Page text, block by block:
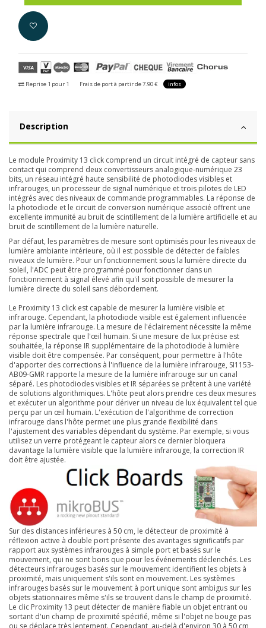
Reprise 1 pour 1 Frais de port à partir de 7.90 € infos
Description
Le module Proximity 13 click comprend un circuit intégré de capteur sans
contact qui comprend deux convertisseurs analogique-numérique 23
bits, un réseau intégré haute sensibilité de photodiodes visibles et
infrarouges, un processeur de signal numérique et trois pilotes de LED
intégrés avec des niveaux de commande programmables. La réponse de
la photodiode et le circuit de conversion numérique associé offrent une
excellente immunité au bruit de scintillement de la lumière artificielle et au
bruit de scintillement de la lumière naturelle.
Par défaut, les paramètres de mesure sont optimisés pour les niveaux de
lumière ambiante intérieure, où il est possible de détecter de faibles
niveaux de lumière. Pour un fonctionnement sous la lumière directe du
soleil, l'ADC peut être programmé pour fonctionner dans un
fonctionnement à signal élevé afin qu'il soit possible de mesurer la
lumière directe du soleil sans débordement.
Le Proximity 13 click est capable de mesurer la lumière visible et
infrarouge. Cependant, la photodiode visible est également influencée
par la lumière infrarouge. La mesure de l'éclairement nécessite la même
réponse spectrale que l'œil humain. Si une mesure de lux précise est
souhaitée, la réponse IR supplémentaire de la photodiode à lumière
visible doit être compensée. Par conséquent, pour permettre à l'hôte
d'apporter des corrections à l'influence de la lumière infrarouge, SI1153-
AB09-GMR rapporte la mesure de la lumière infrarouge sur un canal
séparé. Les photodiodes visibles et IR séparées se prêtent à une variété
de solutions algorithmiques. L'hôte peut alors prendre ces deux mesures
et exécuter un algorithme pour dériver un niveau de lux équivalent tel que
perçu par un œil humain. L'exécution de l'algorithme de correction
infrarouge dans l'hôte permet une plus grande flexibilité dans
l'ajustement des variables dépendant du système. Par exemple, si vous
utilisez un verre protégeant le capteur alors ce dernier bloquera
davantage la lumière visible que la lumière infrarouge, la correction IR
doit être ajustée.
Sur des distances inférieures à 50 cm, le détecteur de proximité à
réflexion active à double port présente des avantages significatifs par
rapport aux systèmes infrarouges à simple port et basés sur le
mouvement, qui ne sont bons que pour les événements déclenchés. Les
détecteurs infrarouges basés sur le mouvement identifient les objets à
proximité, mais uniquement s'ils sont en mouvement. Les systèmes
infrarouges basés sur le mouvement à port unique sont ambigus sur les
objets stationnaires même s'ils se trouvent dans le champ de proximité.
Le clic Proximity 13 peut détecter de manière fiable un objet entrant ou
sortant d'un champ de proximité spécifié, même si l'objet ne bouge pas